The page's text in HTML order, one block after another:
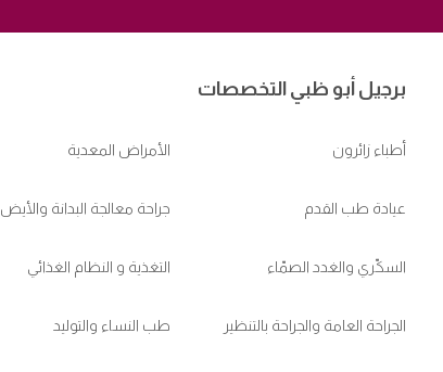
برجيل أبو ظبي التخصصات
أطباء زائرون الأمراض المعدية
عيادة طب القدم جراحة معالجة البدانة والأيض
السكّري والغدد الصمّاء التغذية و النظام الغذائي
الجراحة العامة والجراحة بالتنظير طب النساء والتوليد